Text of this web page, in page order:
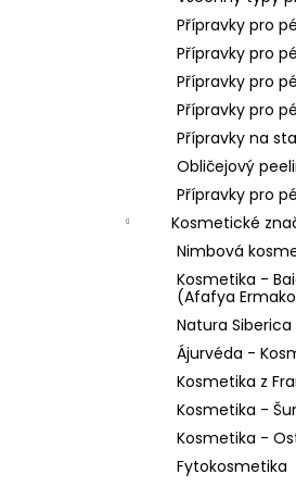
Přípravky pro
Přípravky pro
Přípravky pro
Přípravky pro
Přípravky na
Obličejový
Přípravky pro
Kosmetické
Nimbová
Kosmetika -
(Afafya
Natura Siberica
Ájurvéda -
Kosmetika z
Kosmetika -
Kosmetika -
Fytokosmetika